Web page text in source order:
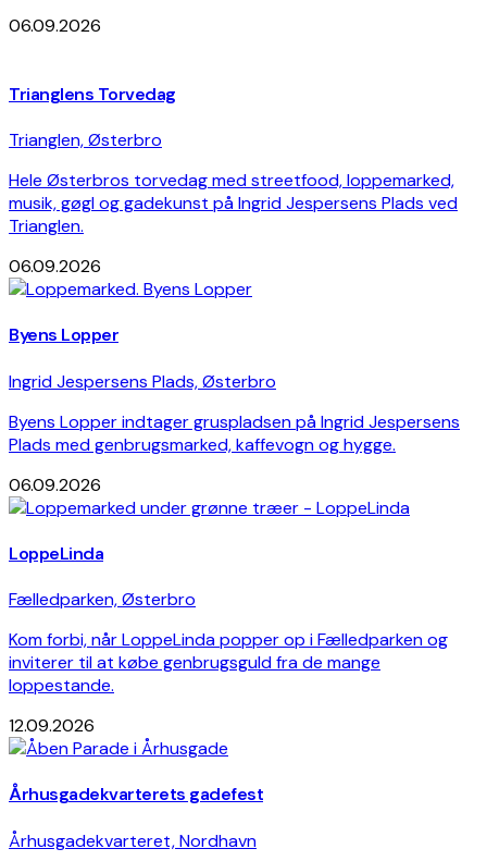
06.09.2026
Trianglens Torvedag
Trianglen, Østerbro
Hele Østerbros torvedag med streetfood, loppemarked,
musik, gøgl og gadekunst på Ingrid Jespersens Plads ved
Trianglen.
06.09.2026
Byens Lopper
Ingrid Jespersens Plads, Østerbro
Byens Lopper indtager gruspladsen på Ingrid Jespersens
Plads med genbrugsmarked, kaffevogn og hygge.
06.09.2026
LoppeLinda
Fælledparken, Østerbro
Kom forbi, når LoppeLinda popper op i Fælledparken og
inviterer til at købe genbrugsguld fra de mange
loppestande.
12.09.2026
Århusgadekvarterets gadefest
Århusgadekvarteret, Nordhavn